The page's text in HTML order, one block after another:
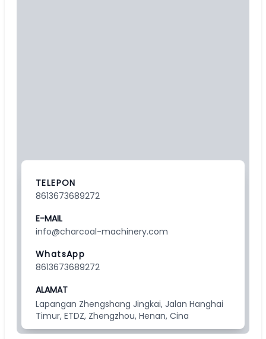
TELEPON
8613673689272
E-MAIL
info@charcoal-machinery.com
WhatsApp
8613673689272
ALAMAT
Lapangan Zhengshang Jingkai, Jalan Hanghai
Timur, ETDZ, Zhengzhou, Henan, Cina